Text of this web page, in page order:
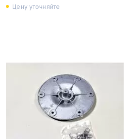
Цену уточняйте